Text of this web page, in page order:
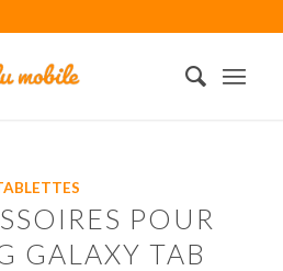
POUR
GALAXY TAB